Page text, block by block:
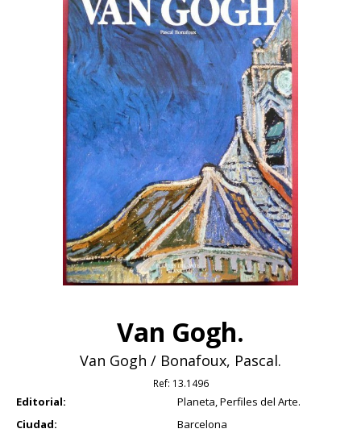
Van Gogh.
Van Gogh / Bonafoux, Pascal.
Ref: 13.1496
Editorial:
Planeta, Perfiles del Arte.
Ciudad:
Barcelona